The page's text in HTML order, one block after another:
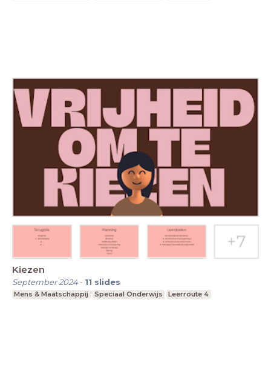
Kiezen
September 2024- 11 slides
Mens & Maatschappij Speciaal Onderwijs Leerroute 4